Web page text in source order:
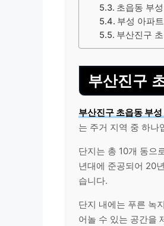
초읍동 부
부성 아파
부산진구
부산진구
부산진구 초읍동 부
는 주거 지역 중 하나
단지는 총 10개 동으
년대에 준공되어 20
습니다.
단지 내에는 푸른 녹
어놀 수 있는 공간을